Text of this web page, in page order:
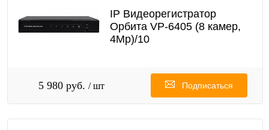
IP Видеорегистратор
Орбита VР-6405 (8 камер,
4Мр)/10
5 980 руб. / шт Подписаться